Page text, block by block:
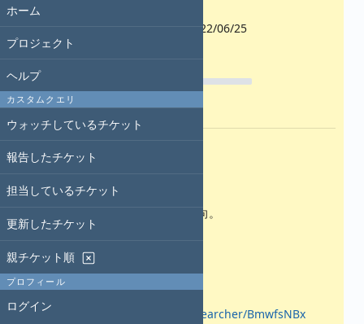
ホーム
プロジェクト
ヘルプ
カスタムクエリ
ウォッチしているチケット
報告したチケット
担当しているチケット
更新したチケット
親チケット順
プロフィール
ログイン
2022/06/25
期日:
0%
予定工数:
JAXAの方にアンケートをとる方向。
皆様で聞きたい内容を考えよう。
ちなみにこの人
寺田幸功さん
u.ac.jp/researchers/pages/researcher/BmwfsNBx